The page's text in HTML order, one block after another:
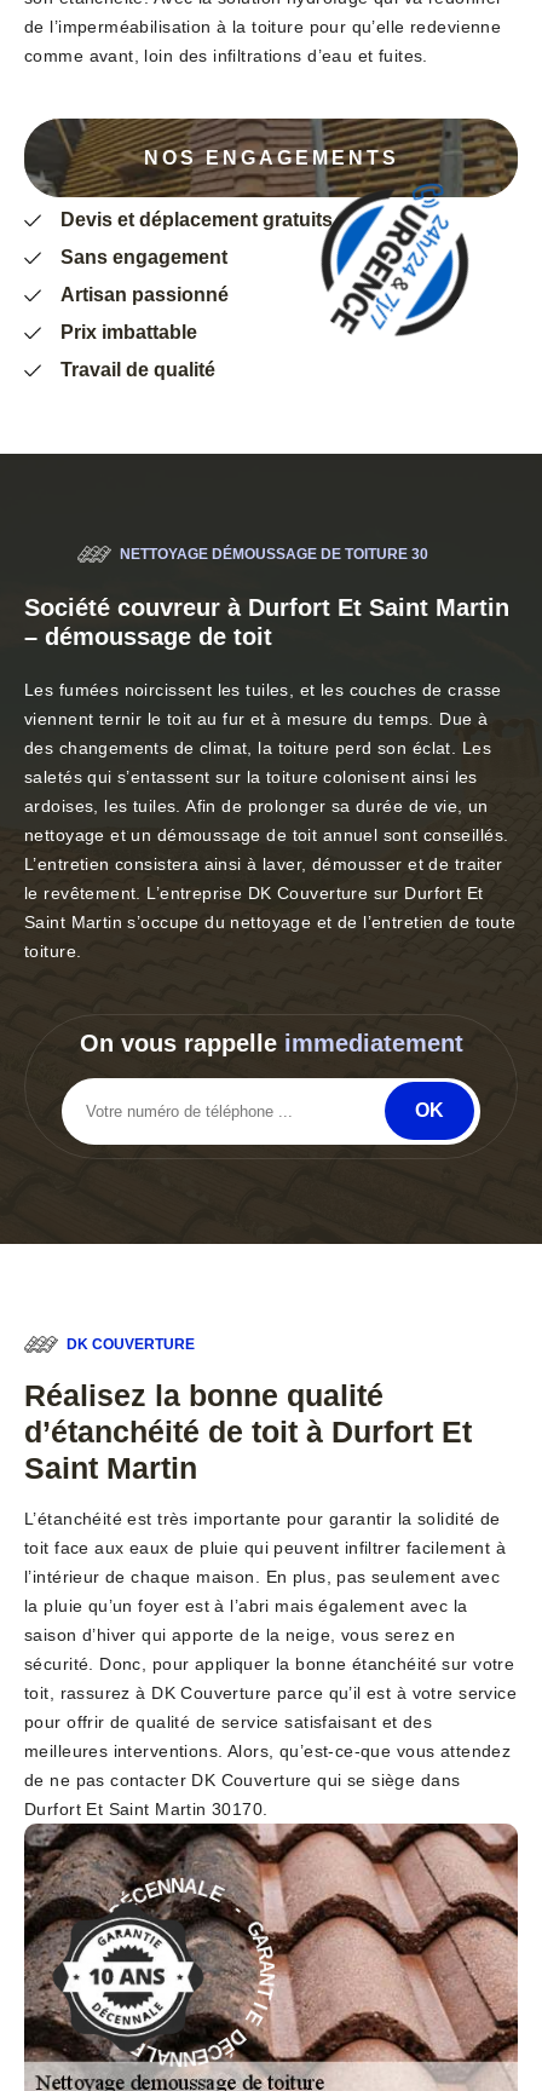
de l’imperméabilisation à la toiture pour qu’elle redevienne
comme avant, loin des infiltrations d’eau et fuites.
NOS ENGAGEMENTS
Devis et déplacement gratuits
Sans engagement
Artisan passionné
Prix imbattable
Travail de qualité
NETTOYAGE DÉMOUSSAGE DE TOITURE 30
Société couvreur à Durfort Et Saint Martin
– démoussage de toit
Les fumées noircissent les tuiles, et les couches de crasse
viennent ternir le toit au fur et à mesure du temps. Due à
des changements de climat, la toiture perd son éclat. Les
saletés qui s’entassent sur la toiture colonisent ainsi les
ardoises, les tuiles. Afin de prolonger sa durée de vie, un
nettoyage et un démoussage de toit annuel sont conseillés.
L’entretien consistera ainsi à laver, démousser et de traiter
le revêtement. L’entreprise DK Couverture sur Durfort Et
Saint Martin s’occupe du nettoyage et de l’entretien de toute
toiture.
On vous rappelle immediatement
DK COUVERTURE
Réalisez la bonne qualité
d’étanchéité de toit à Durfort Et
Saint Martin
L’étanchéité est très importante pour garantir la solidité de
toit face aux eaux de pluie qui peuvent infiltrer facilement à
l’intérieur de chaque maison. En plus, pas seulement avec
la pluie qu’un foyer est à l’abri mais également avec la
saison d’hiver qui apporte de la neige, vous serez en
sécurité. Donc, pour appliquer la bonne étanchéité sur votre
toit, rassurez à DK Couverture parce qu’il est à votre service
pour offrir de qualité de service satisfaisant et des
meilleures interventions. Alors, qu’est-ce-que vous attendez
de ne pas contacter DK Couverture qui se siège dans
Durfort Et Saint Martin 30170.
G
A
R
A
N
T
I
E
D
É
C
E
NNALE - GA
R
A
N
T
I
E
D
É
C
E
N
N
A
L
E
-